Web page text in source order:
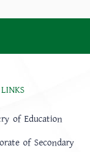
of Education
of Secondary